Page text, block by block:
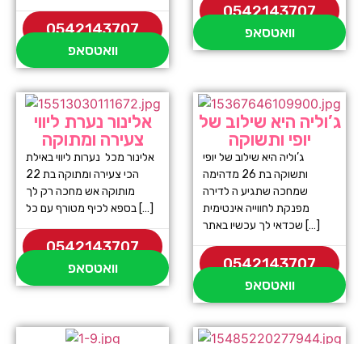
0542143707
וואטסאפ
0542143707
וואטסאפ
אלינור נערת ליווי
צעירה ומתוקה
אלינור מכל נערות ליווי באילת
הכי צעירה ומתוקה בת 22
מותוקה אש מחכה רק לך
בספא לכיף מטורף עם כל […]
0542143707
וואטסאפ
ג’וליה היא שילוב של
יופי ותשוקה
ג’וליה היא שילוב של יופי
ותשוקה בת 26 מדהימה
שמחכה שתגיע ה לדירה
מפנקת לחווייה אינטימית
שכדאי לך עכשיו באתר […]
0542143707
וואטסאפ